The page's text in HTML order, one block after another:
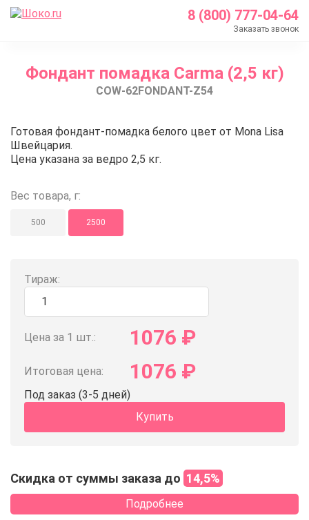
8 (800) 777-04-64
Заказать звонок
Каталог
Фондант помадка
Фондант помадка Carma (2,5 кг)
Фондант помадка Carma (2,5 кг)
COW-62FONDANT-Z54
Фондант помадка Carma (2,5
Готовая фондант-помадка белого цвет от Mona Lisa
Швейцария.
Цена указана за ведро 2,5 кг.
Вес товара, г:
500 2500
Тираж:
Цена за 1 шт.: 1076 ₽
Итоговая цена: 1076 ₽
Под заказ (3-5 дней)
Купить
Скидка от суммы заказа до 14,5%
Подробнее